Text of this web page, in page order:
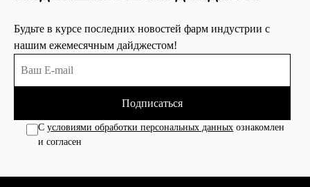
Будьте в курсе последних новостей фарм индустрии с
нашим ежемесячным дайджестом!
Подписаться
Сусловиями обработки персональных данных ознакомлен
и согласен